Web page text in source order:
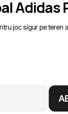
Adidas
joc sigur pe teren